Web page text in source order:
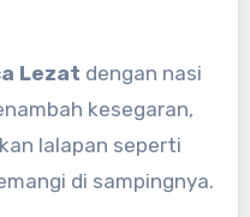
Lezat dengan nasi
kesegaran,
lalapan seperti
di sampingnya.